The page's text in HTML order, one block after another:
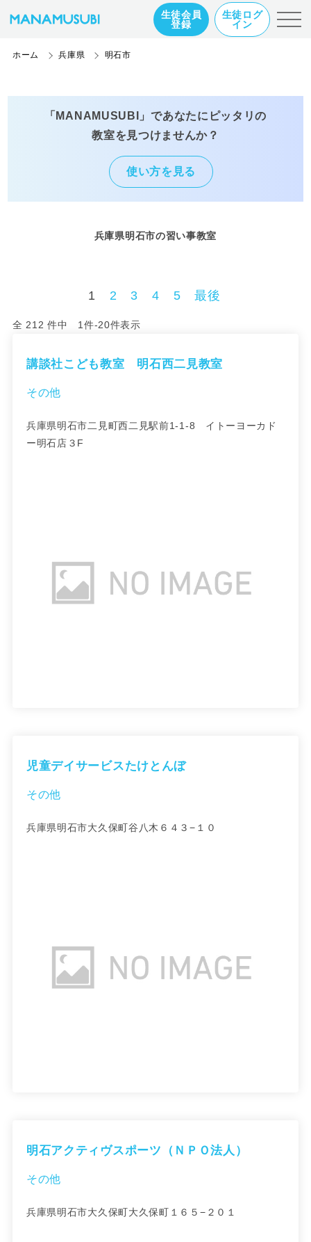
生徒会員
登録
生徒ログ
イン
ホーム 兵庫県 明石市
「MANAMUSUBI」であなたにピッタリの
教室を見つけませんか？
使い方を見る
兵庫県明石市の習い事教室
1 2 3 4 5 最後
全 212 件中 1件-20件表示
講談社こども教室 明石西二見教室
その他
兵庫県明石市二見町西二見駅前1-1-8 イトーヨーカド
ー明石店３F
児童デイサービスたけとんぼ
その他
兵庫県明石市大久保町谷八木６４３−１０
明石アクティヴスポーツ（ＮＰＯ法人）
その他
兵庫県明石市大久保町大久保町１６５−２０１